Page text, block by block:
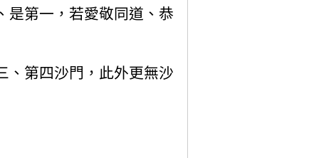
是第一，若愛敬同道、恭
、第四沙門，此外更無沙